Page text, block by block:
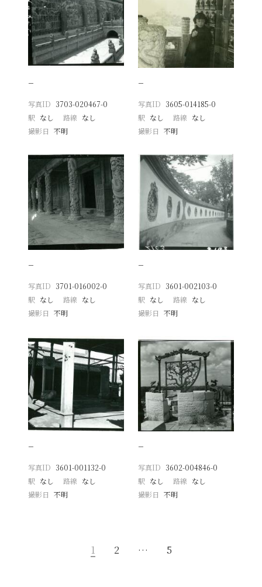
−
写真ID 3703-020467-0
駅 なし 路線 なし
撮影日
不明
−
写真ID 3605-014185-0
駅 なし 路線 なし
撮影日 不明
−
写真ID 3701-016002-0
駅 なし 路線 なし
撮影日
不明
−
写真ID 3601-002103-0
駅 なし 路線 なし
撮影日 不明
−
写真ID 3601-001132-0
駅 なし 路線 なし
撮影日
不明
−
写真ID 3602-004846-0
駅 なし 路線 なし
撮影日 不明
1 2 … 5